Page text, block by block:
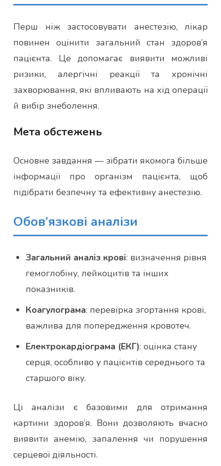
Перш ніж застосовувати анестезію, лікар
повинен оцінити загальний стан здоров’я
пацієнта. Це допомагає виявити можливі
ризики, алергічні реакції та хронічні
захворювання, які впливають на хід операції
й вибір знеболення.
Мета обстежень
Основне завдання — зібрати якомога більше
інформації про організм пацієнта, щоб
підібрати безпечну та ефективну анестезію.
Обов’язкові аналізи
Загальний аналіз крові: визначення рівня
гемоглобіну, лейкоцитів та інших
показників.
Коагулограма: перевірка згортання крові,
важлива для попередження кровотеч.
Електрокардіограма (ЕКГ): оцінка стану
серця, особливо у пацієнтів середнього та
старшого віку.
Ці аналізи є базовими для отримання
картини здоров’я. Вони дозволяють вчасно
виявити анемію, запалення чи порушення
серцевої діяльності.